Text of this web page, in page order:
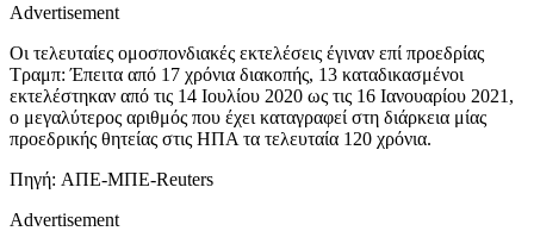
Advertisement
Οι τελευταίες ομοσπονδιακές εκτελέσεις έγιναν επί προεδρίας
Τραμπ: Έπειτα από 17 χρόνια διακοπής, 13 καταδικασμένοι
εκτελέστηκαν από τις 14 Ιουλίου 2020 ως τις 16 Ιανουαρίου 2021,
ο μεγαλύτερος αριθμός που έχει καταγραφεί στη διάρκεια μίας
προεδρικής θητείας στις ΗΠΑ τα τελευταία 120 χρόνια.
Πηγή: ΑΠΕ-ΜΠΕ-Reuters
Advertisement